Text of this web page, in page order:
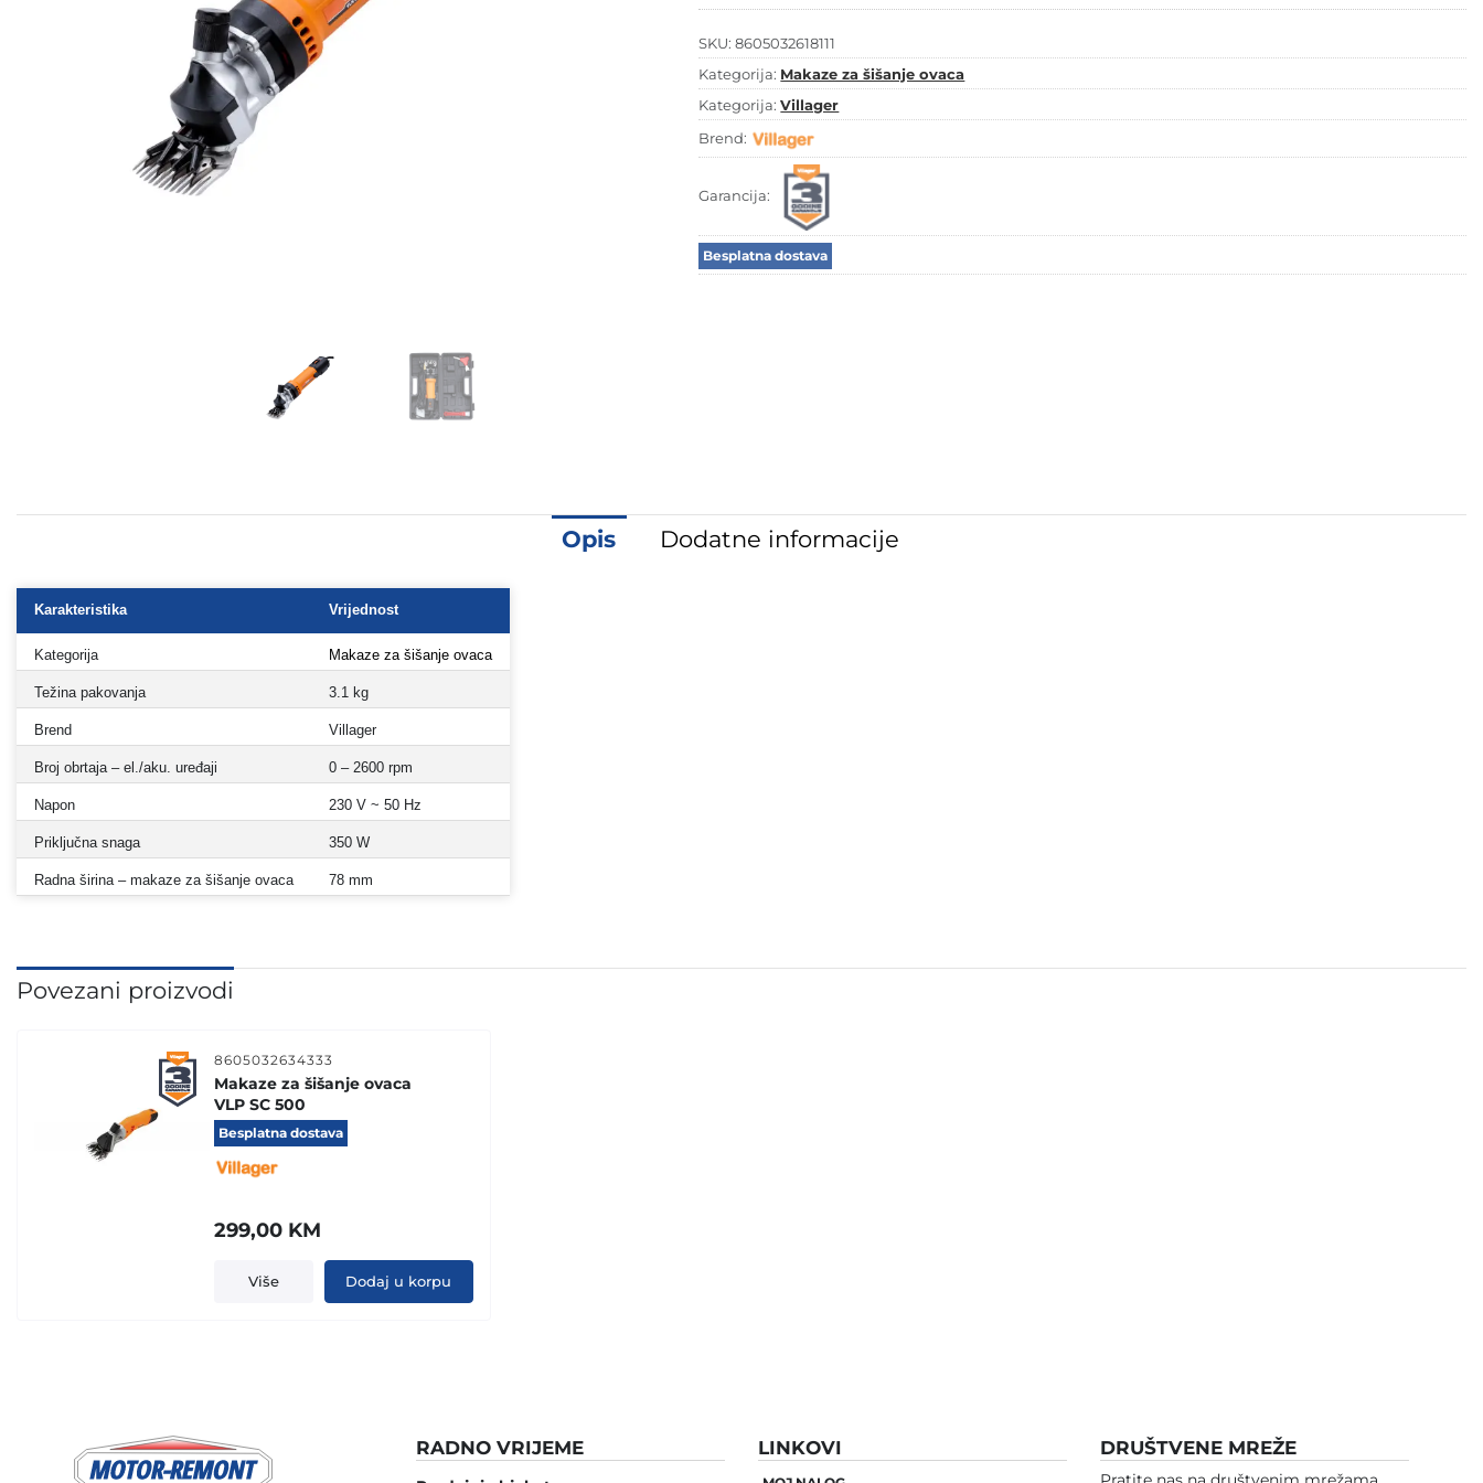
SKU:8605032618111
Kategorija: Makaze za šišanje ovaca
Kategorija:Villager
Brend:
Garancija:
Besplatna dostava
Opis Dodatne informacije
Karakteristika Vrijednost
Kategorija Makaze za šišanje ovaca
Težina pakovanja 3.1 kg
Brend Villager
Broj obrtaja – el./aku. uređaji 0 – 2600 rpm
Napon 230 V ~ 50 Hz
Priključna snaga 350 W
Radna širina – makaze za šišanje ovaca 78 mm
Povezani proizvodi
8605032634333
Makaze za šišanje ovaca
VLP SC 500
Besplatna dostava
299,00 KM
Više Dodaj u korpu
RADNO VRIJEME LINKOVI DRUŠTVENE MREŽE